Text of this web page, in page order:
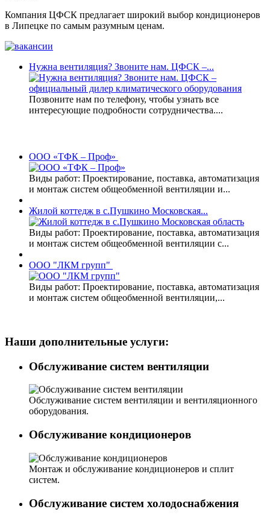
Компания ЦФСК предлагает широкий выбор кондиционеров
в Липецке по самым разумным ценам.
Нужна вентиляция? Звоните нам. ЦФСК –...
Позвоните нам по телефону, чтобы узнать все
интересующие подробности сотрудничества....
ООО «ТФК – Проф»
Виды работ: Проектирование, поставка, автоматизация
и монтаж систем общеобменной вентиляции и...
Жилой коттедж в с.Пушкино Московская...
Виды работ: Проектирование, поставка, автоматизация
и монтаж систем общеобменной вентиляции с...
ООО "ЛКМ групп"
Виды работ: Проектирование, поставка, автоматизация
и монтаж систем общеобменной вентиляции,...
Наши дополнительные услуги:
Обслуживание систем вентиляции
Обслуживание систем вентиляции и вентиляционного
оборудования.
Обслуживание кондиционеров
Монтаж и обслуживание кондиционеров и сплит
систем.
Обслуживание систем холодоснабжения